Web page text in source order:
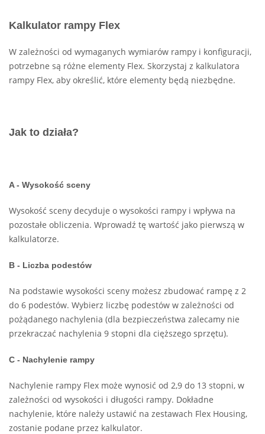
Kalkulator rampy Flex
W zależności od wymaganych wymiarów rampy i konfiguracji,
potrzebne są różne elementy Flex. Skorzystaj z kalkulatora
rampy Flex, aby określić, które elementy będą niezbędne.
Jak to działa?
A - Wysokość sceny
Wysokość sceny decyduje o wysokości rampy i wpływa na
pozostałe obliczenia. Wprowadź tę wartość jako pierwszą w
kalkulatorze.
B - Liczba podestów
Na podstawie wysokości sceny możesz zbudować rampę z 2
do 6 podestów. Wybierz liczbę podestów w zależności od
pożądanego nachylenia (dla bezpieczeństwa zalecamy nie
przekraczać nachylenia 9 stopni dla cięższego sprzętu).
C - Nachylenie rampy
Nachylenie rampy Flex może wynosić od 2,9 do 13 stopni, w
zależności od wysokości i długości rampy. Dokładne
nachylenie, które należy ustawić na zestawach Flex Housing,
zostanie podane przez kalkulator.